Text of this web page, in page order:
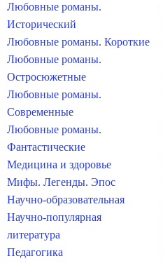
Любовные романы.
Исторический
Любовные романы. Короткие
Любовные романы.
Остросюжетные
Любовные романы.
Современные
Любовные романы.
Фантастические
Медицина и здоровье
Мифы. Легенды. Эпос
Научно-образовательная
Научно-популярная
литература
Педагогика